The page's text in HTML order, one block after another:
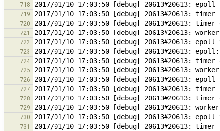
718
719
720
721
722
723
724
725
726
727
728
729
730
731